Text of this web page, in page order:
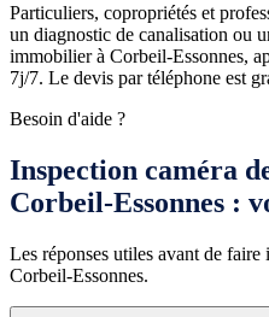
Particuliers, copropriétés et
un diagnostic de canalisation ou
immobilier à Corbeil-Essonnes,
7j/7. Le devis par téléphone est
Besoin d'aide ?
Inspection caméra
Corbeil-Essonnes :
Les réponses utiles avant de faire
Corbeil-Essonnes.